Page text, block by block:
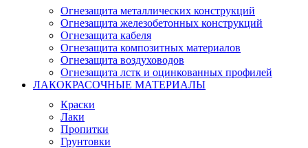
Огнезащита металлических конструкций
Огнезащита железобетонных конструкций
Огнезащита кабеля
Огнезащита композитных материалов
Огнезащита воздуховодов
Огнезащита лстк и оцинкованных профилей
ЛАКОКРАСОЧНЫЕ МАТЕРИАЛЫ
Краски
Лаки
Пропитки
Грунтовки